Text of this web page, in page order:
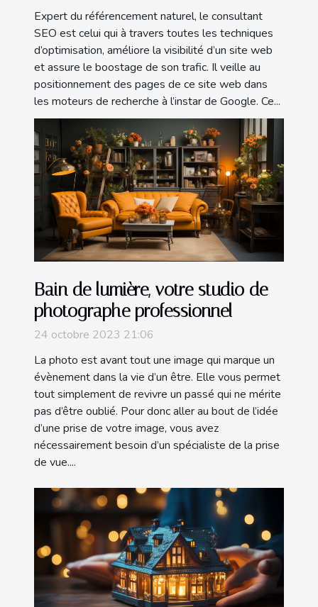
Expert du référencement naturel, le consultant
SEO est celui qui à travers toutes les techniques
d’optimisation, améliore la visibilité d’un site web
et assure le boostage de son trafic. Il veille au
positionnement des pages de ce site web dans
les moteurs de recherche à l’instar de Google. Ce...
Bain de lumière, votre studio de
photographe professionnel
24 octobre 2023 21:06
La photo est avant tout une image qui marque un
évènement dans la vie d’un être. Elle vous permet
tout simplement de revivre un passé qui ne mérite
pas d’être oublié. Pour donc aller au bout de l’idée
d’une prise de votre image, vous avez
nécessairement besoin d’un spécialiste de la prise
de vue....